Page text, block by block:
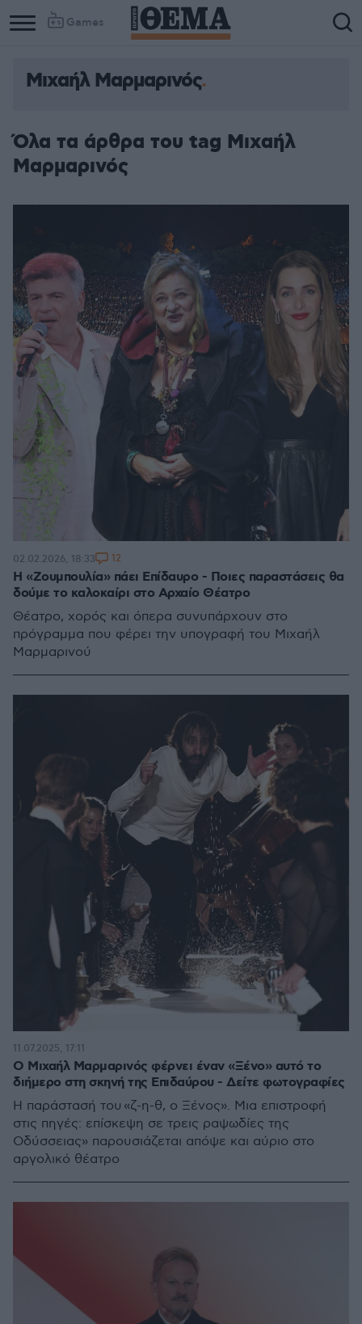
Games
Μιχαήλ Μαρμαρινός
Όλα τα άρθρα του tag Μιχαήλ
Μαρμαρινός
Η «Ζουμπουλία» πάει Επίδαυρο - Ποιες παραστάσεις θα
δούμε το καλοκαίρι στο Αρχαίο Θέατρο
Θέατρο, χορός και όπερα συνυπάρχουν στο
πρόγραμμα που φέρει την υπογραφή του Μιχαήλ
Μαρμαρινού
02.02.2026, 18:33 12
Ο Μιχαήλ Μαρμαρινός φέρνει έναν «Ξένο» αυτό το
διήμερο στη σκηνή της Επιδαύρου - Δείτε φωτογραφίες
Η παράστασή του «ζ-η-θ, ο Ξένος». Μια επιστροφή
στις πηγές: επίσκεψη σε τρεις ραψωδίες της
Οδύσσειας» παρουσιάζεται απόψε και αύριο στο
αργολικό θέατρο
11.07.2025, 17:11